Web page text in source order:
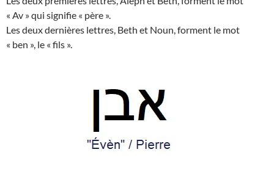
« Av » qui signifie « père ».
Les deux dernières lettres, Beth et Noun, forment le mot
« ben », le « fils ».